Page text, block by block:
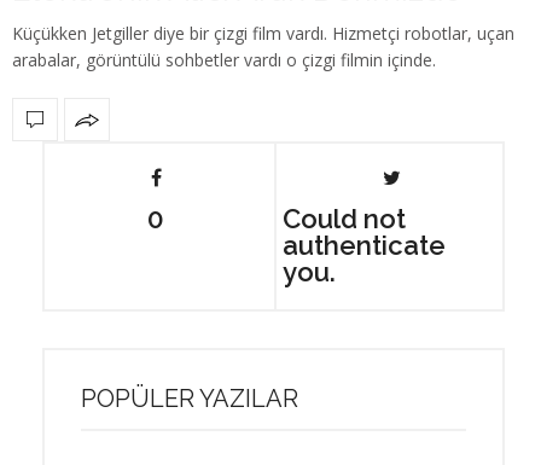
Küçükken Jetgiller diye bir çizgi film vardı. Hizmetçi robotlar, uçan
arabalar, görüntülü sohbetler vardı o çizgi filmin içinde.
0
Could not
authenticate
you.
POPÜLER YAZILAR